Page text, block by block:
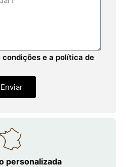
e a política de
Enviar
personalizada